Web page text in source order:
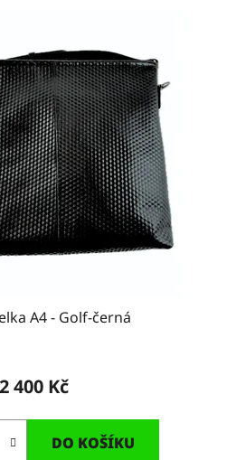
A4 - Golf-černá
2 400 Kč
DO KOŠÍKU